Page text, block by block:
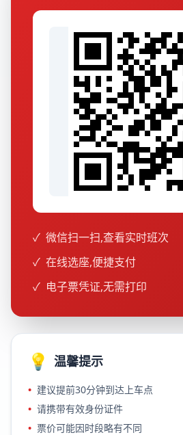
✓ 微信扫一扫,查看实时班次
✓ 在线选座,便捷支付
✓ 电子票凭证,无需打印
💡 温馨提示
• 建议提前30分钟到达上车点
• 请携带有效身份证件
• 票价可能因时段略有不同